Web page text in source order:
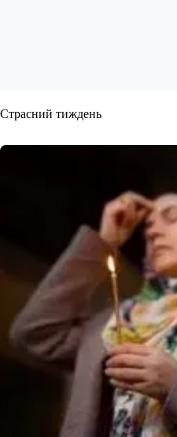
Страсний тиждень